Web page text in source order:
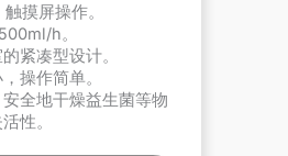
摸屏操作。
h。
紧凑型设计。
操作简单。
全地干燥益生菌等物
性。